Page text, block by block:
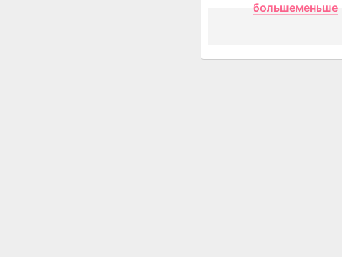
большеменьше